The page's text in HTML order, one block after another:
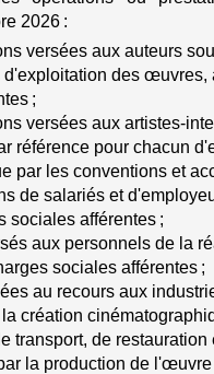
2026 :
versées aux auteurs
d'exploitation des œuvres,
;
versées aux artistes-
référence pour chacun
par les conventions et
de salariés et
sociales afférentes ;
aux personnels de la
sociales afférentes ;
au recours aux
création
transport, de
la production de